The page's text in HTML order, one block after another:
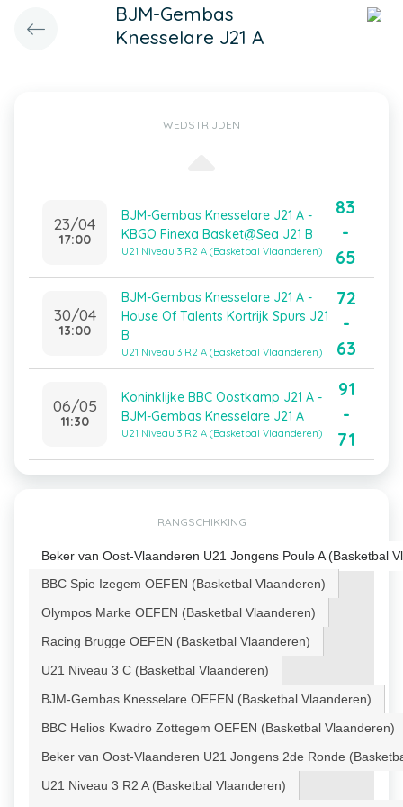
BJM-Gembas
Knesselare J21 A
WEDSTRIJDEN
23/04
17:00
BJM-Gembas Knesselare J21 A -
KBGO Finexa Basket@Sea J21 B
U21 Niveau 3 R2 A (Basketbal Vlaanderen)
83
-
65
30/04
13:00
BJM-Gembas Knesselare J21 A -
House Of Talents Kortrijk Spurs J21
B
U21 Niveau 3 R2 A (Basketbal Vlaanderen)
72
-
63
06/05
11:30
Koninklijke BBC Oostkamp J21 A -
BJM-Gembas Knesselare J21 A
U21 Niveau 3 R2 A (Basketbal Vlaanderen)
91
-
71
RANGSCHIKKING
Beker van Oost-Vlaanderen U21 Jongens Poule A (Basketbal
BBC Spie Izegem OEFEN (Basketbal Vlaanderen)
Olympos Marke OEFEN (Basketbal Vlaanderen)
Racing Brugge OEFEN (Basketbal Vlaanderen)
U21 Niveau 3 C (Basketbal Vlaanderen)
BJM-Gembas Knesselare OEFEN (Basketbal Vlaanderen)
BBC Helios Kwadro Zottegem OEFEN (Basketbal Vlaanderen)
Beker van Oost-Vlaanderen U21 Jongens 2de Ronde
U21 Niveau 3 R2 A (Basketbal Vlaanderen)